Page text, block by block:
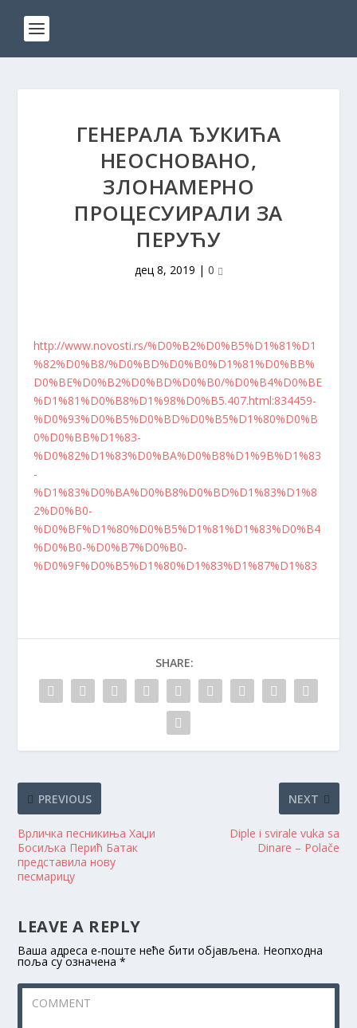
ГЕНЕРАЛА ЂУКИЋА
НЕОСНОВАНО,
ЗЛОНАМЕРНО
ПРОЦЕСУИРАЛИ ЗА
ПЕРУЋУ
дец 8, 2019 | 0
http://www.novosti.rs/%D0%B2%D0%B5%D1%81%D1
%82%D0%B8/%D0%BD%D0%B0%D1%81%D0%BB%
D0%BE%D0%B2%D0%BD%D0%B0/%D0%B4%D0%BE
%D1%81%D0%B8%D1%98%D0%B5.407.html:834459-
%D0%93%D0%B5%D0%BD%D0%B5%D1%80%D0%B
0%D0%BB%D1%83-
%D0%82%D1%83%D0%BA%D0%B8%D1%9B%D1%83
-
%D1%83%D0%BA%D0%B8%D0%BD%D1%83%D1%8
2%D0%B0-
%D0%BF%D1%80%D0%B5%D1%81%D1%83%D0%B4
%D0%B0-%D0%B7%D0%B0-
%D0%9F%D0%B5%D1%80%D1%83%D1%87%D1%83
SHARE:
PREVIOUS
Врличка песникиња Хаџи
Босиљка Перић Батак
представила нову
песмарицу
NEXT
Diple i svirale vuka sa
Dinare – Polače
LEAVE A REPLY
Ваша адреса е-поште неће бити објављена. Неопходна
поља су означена*